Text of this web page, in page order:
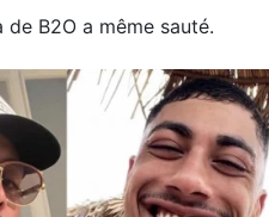
B2O a même sauté.